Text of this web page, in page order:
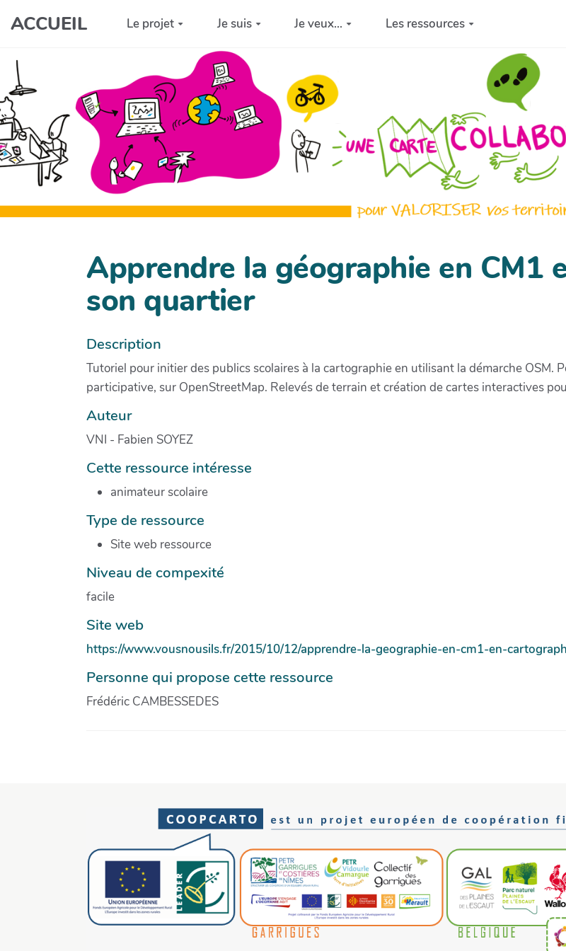
Aller au contenu principal
ACCUEIL Le projet Je suis Je veux... Les ressources
Apprendre la géographie en CM1
son quartier
Description
Tutoriel pour initier des publics scolaires à la cartographie en utilisant la démarche OSM.
participative, sur OpenStreetMap. Relevés de terrain et création de cartes interactives
Auteur
VNI - Fabien SOYEZ
Cette ressource intéresse
animateur scolaire
Type de ressource
Site web ressource
Niveau de compexité
facile
Site web
https://www.vousnousils.fr/2015/10/12/apprendre-la-geographie-en-cm1-en-
Personne qui propose cette ressource
Frédéric CAMBESSEDES